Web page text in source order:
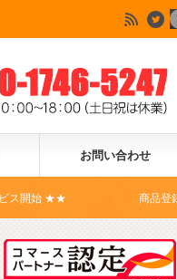
お問い合わせ
商品登録ドットコム